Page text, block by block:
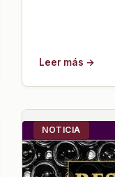
Leer más →
NOTICIA